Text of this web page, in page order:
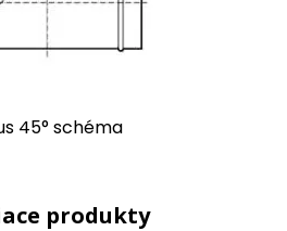
45° schéma
produkty